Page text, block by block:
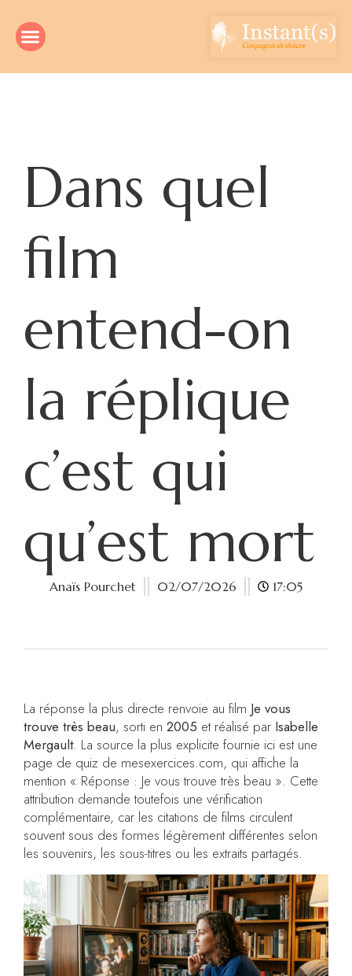
Dans quel
film
entend-on
la réplique
c’est qui
qu’est mort
Anaïs Pourchet 02/07/2026 17:05
La réponse la plus directe renvoie au film Je vous
trouve très beau, sorti en 2005 et réalisé par Isabelle
Mergault. La source la plus explicite fournie ici est une
page de quiz de mesexercices.com, qui affiche la
mention « Réponse : Je vous trouve très beau ». Cette
attribution demande toutefois une vérification
complémentaire, car les citations de films circulent
souvent sous des formes légèrement différentes selon
les souvenirs, les sous-titres ou les extraits partagés.